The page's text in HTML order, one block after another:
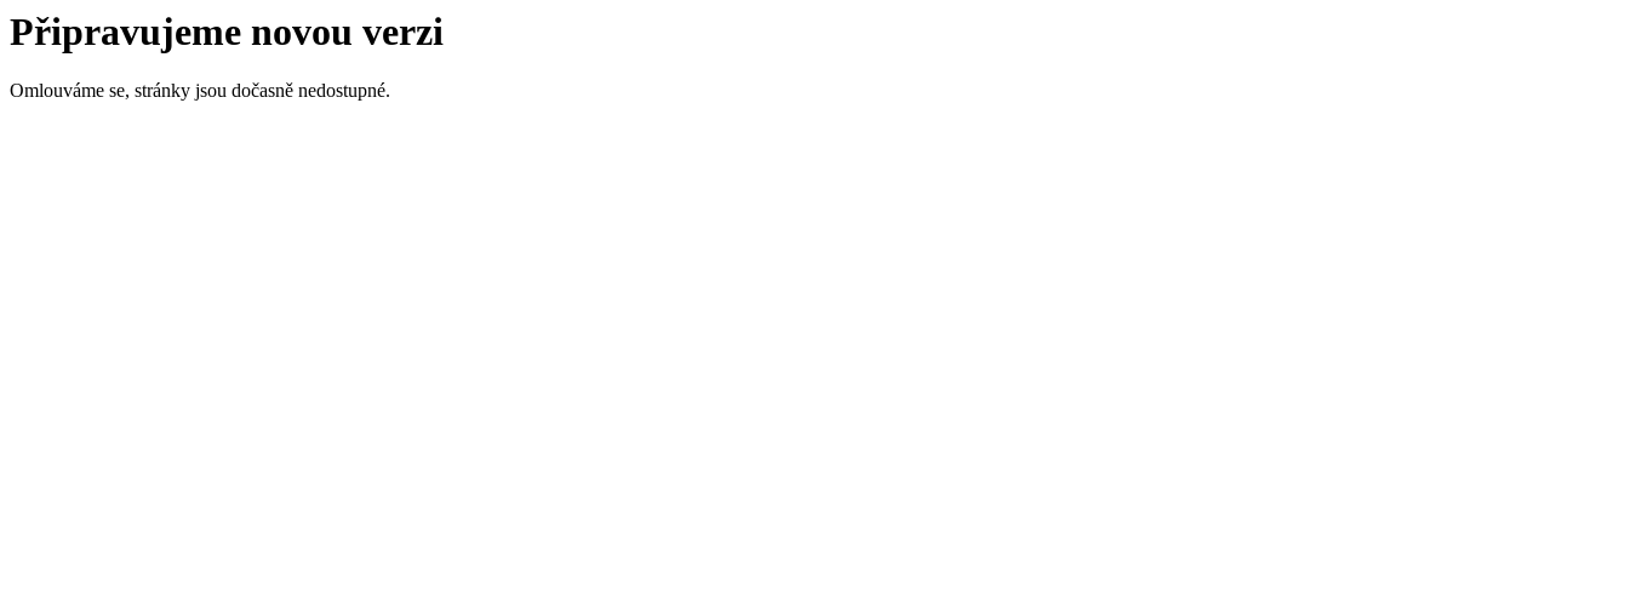
Připravujeme novou verzi
Omlouváme se, stránky jsou dočasně nedostupné.